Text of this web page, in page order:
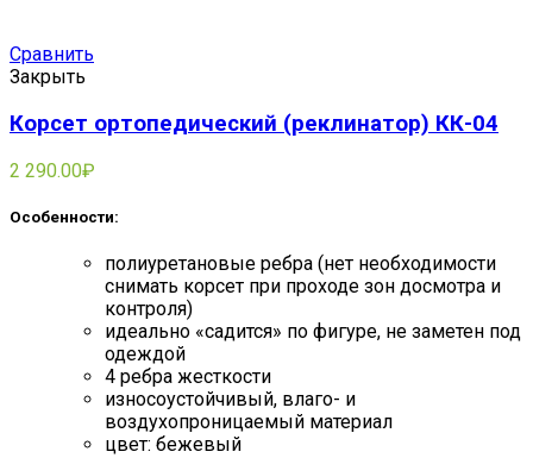
Сравнить
Закрыть
Корсет ортопедический (реклинатор) КК-04
2 290.00₽
Особенности:
полиуретановые ребра (нет необходимости
снимать корсет при проходе зон досмотра и
контроля)
идеально «садится» по фигуре, не заметен под
одеждой
4 ребра жесткости
износоустойчивый, влаго- и
воздухопроницаемый материал
цвет: бежевый